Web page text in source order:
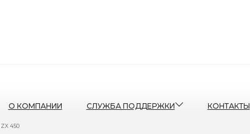
О КОМПАНИИ СЛУЖБА ПОДДЕРЖКИ КОНТАКТЫ
450